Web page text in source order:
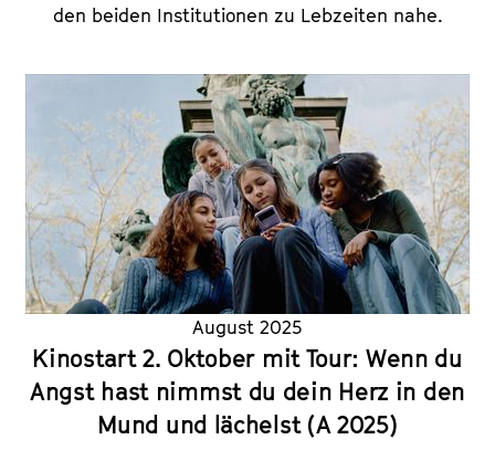
den beiden Institutionen zu Lebzeiten nahe.
August 2025
Kinostart 2. Oktober mit Tour: Wenn du
Angst hast nimmst du dein Herz in den
Mund und lächelst (A 2025)